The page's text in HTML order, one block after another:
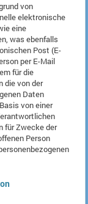
von
elektronische
eine
was ebenfalls
Post (E-
per E-Mail
für die
die von der
Daten
von einer
für Zwecke der
Person